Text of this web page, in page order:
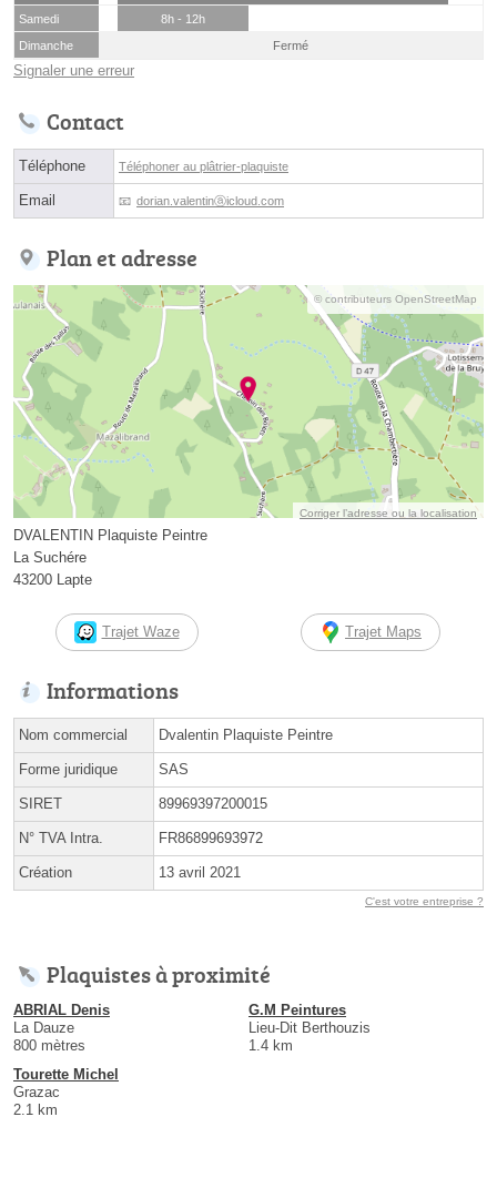
Samedi
8h - 12h
Dimanche
Fermé
Signaler une erreur
Contact
Téléphone Téléphoner au plâtrier-plaquiste
Email dorian.valentinⓐicloud.com
Plan et adresse
© contributeurs OpenStreetMap
Corriger l’adresse ou la localisation
DVALENTIN Plaquiste Peintre
La Suchére
43200 Lapte
Trajet Waze Trajet Maps
Informations
Nom commercial Dvalentin Plaquiste Peintre
Forme juridique SAS
SIRET 89969397200015
N° TVA Intra. FR86899693972
Création 13 avril 2021
C'est votre entreprise ?
Plaquistes à proximité
ABRIAL Denis
La Dauze
800 mètres
G.M Peintures
Lieu-Dit Berthouzis
1.4 km
Tourette Michel
Grazac
2.1 km